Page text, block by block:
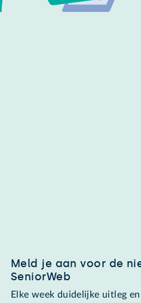
Meld je aan voor de
SeniorWeb
Elke week duidelijke uitleg